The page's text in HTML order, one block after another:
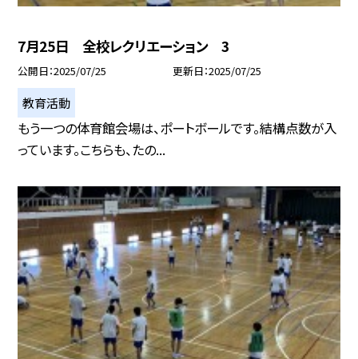
7月25日 全校レクリエーション 3
公開日 2025/07/25 更新日 2025/07/25
教育活動
もう一つの体育館会場は、ポートボールです。結構点数が入
っています。こちらも、たの...